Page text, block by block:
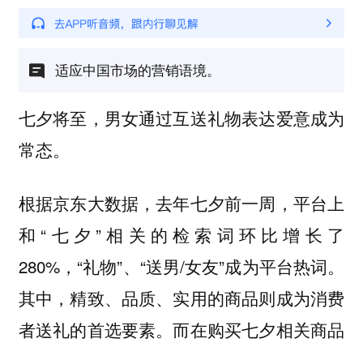
适应中国市场的营销语境。
七夕将至，男女通过互送礼物表达爱意成为
常态。
根据京东大数据，去年七夕前一周，平台上
和“七夕”相关的检索词环比增长了
280%，“礼物”、“送男/女友”成为平台热词。
其中，精致、品质、实用的商品则成为消费
者送礼的首选要素。而在购买七夕相关商品